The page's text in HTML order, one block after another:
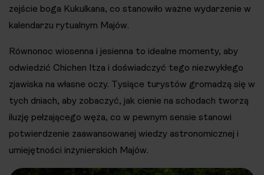
zejście boga Kukulkana, co stanowiło ważne wydarzenie w
kalendarzu rytualnym Majów.
Równonoc wiosenna i jesienna to idealne momenty, aby
odwiedzić Chichen Itza i doświadczyć tego niezwykłego
zjawiska na własne oczy. Tysiące turystów gromadzą się w
tych dniach, aby zobaczyć, jak cienie na schodach tworzą
iluzję pełzającego węża, co w pewnym sensie stanowi
potwierdzenie zaawansowanej wiedzy astronomicznej i
umiejętności inżynierskich Majów.